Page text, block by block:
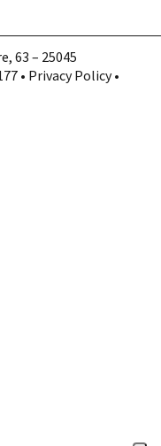
CHIAMA
63 – 25045
• Privacy Policy•